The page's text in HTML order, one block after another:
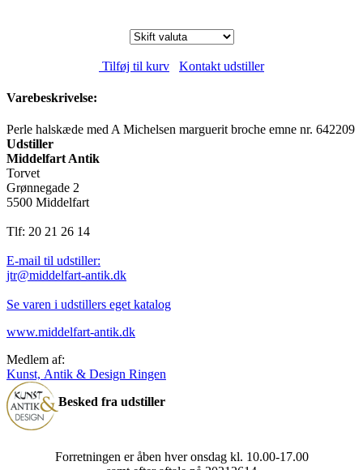
Tilføj til kurv Kontakt udstiller
Varebeskrivelse:
Perle halskæde med A Michelsen marguerit broche emne nr. 642209
Udstiller
Middelfart Antik
Torvet
Grønnegade 2
5500 Middelfart
Tlf: 20 21 26 14
E-mail til udstiller:
jtr@middelfart-antik.dk
Se varen i udstillers eget katalog
www.middelfart-antik.dk
Medlem af:
Kunst, Antik & Design Ringen
Besked fra udstiller
Forretningen er åben hver onsdag kl. 10.00-17.00